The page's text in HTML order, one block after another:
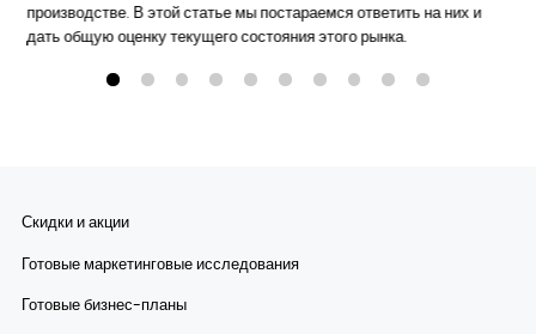
производстве. В этой статье мы постараемся ответить на них и
дать общую оценку текущего состояния этого рынка.
Скидки и акции
Готовые маркетинговые исследования
Готовые бизнес-планы